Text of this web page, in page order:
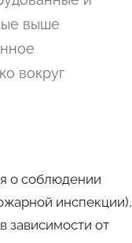
выше
вокруг
о соблюдении
инспекции),
зависимости от